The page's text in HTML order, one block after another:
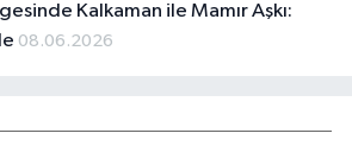
Kalkaman ile Mamır Aşkı:
08.06.2026